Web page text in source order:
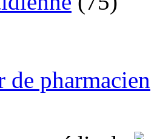
de pharmacien